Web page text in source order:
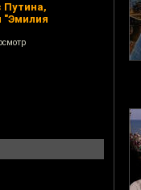
Путина,
"Эмилия